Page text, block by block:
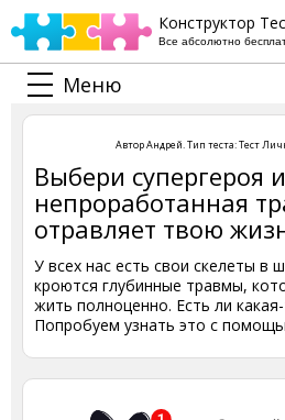
Конструктор
Все абсолютно
Меню
АвторАндрей. Тип теста:Тест
Выбери супергероя
непроработанная
отравляет твою
У всех нас есть свои скелеты в
кроются глубинные травмы,
жить полноценно. Есть ли
Попробуем узнать это с